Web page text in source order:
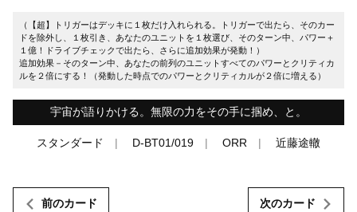
（【超】トリガーはデッキに１枚だけ入れられる。トリガーで出たら、そのカー
ドを除外し、１枚引き、あなたのユニットを１枚選び、そのターン中、パワー＋
１億！ドライブチェックで出たら、さらに追加効果が発動！）
追加効果－そのターン中、あなたの前列のユニットすべてのパワーとクリティカ
ルを２倍にする！（発動した時点でのパワーとクリティカルが２倍に増える）
宇宙が語りかける。無限の力をその手に掴め、と。
スタンダード D-BT01/019 ORR 近藤途轍
前のカード 次のカード